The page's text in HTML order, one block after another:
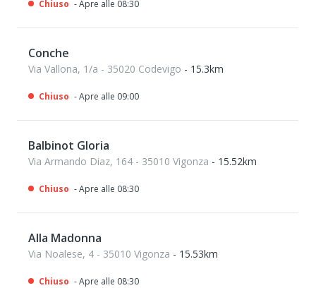
Chiuso - Apre alle 08:30
Conche
Via Vallona, 1/a - 35020 Codevigo - 15.3km
Chiuso - Apre alle 09:00
Balbinot Gloria
Via Armando Diaz, 164 - 35010 Vigonza - 15.52km
Chiuso - Apre alle 08:30
Alla Madonna
Via Noalese, 4 - 35010 Vigonza - 15.53km
Chiuso - Apre alle 08:30